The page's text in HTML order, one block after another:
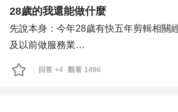
28歲的我還能做什麼
先說本身：今年28歲有快五年剪輯相關
及以前做服務業
但對於攝影剪輯這一塊認為不適合我，
有穩定的公職or科技業或是大公司，想
回答 +4 觀看 1496